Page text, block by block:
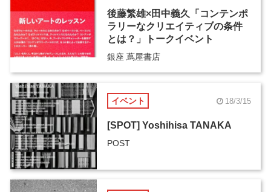
後藤繁雄×田中義久「コンテンポ
ラリーなクリエイティブの条件
とは？」トークイベント
銀座 蔦屋書店
イベント 18/3/15
[SPOT] Yoshihisa TANAKA
POST